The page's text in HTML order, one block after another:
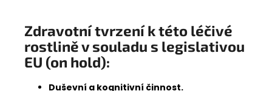
Zdravotní tvrzení k této léčivé
rostlině v souladu s legislativou
EU (on hold):
Duševní a kognitivní činnost.